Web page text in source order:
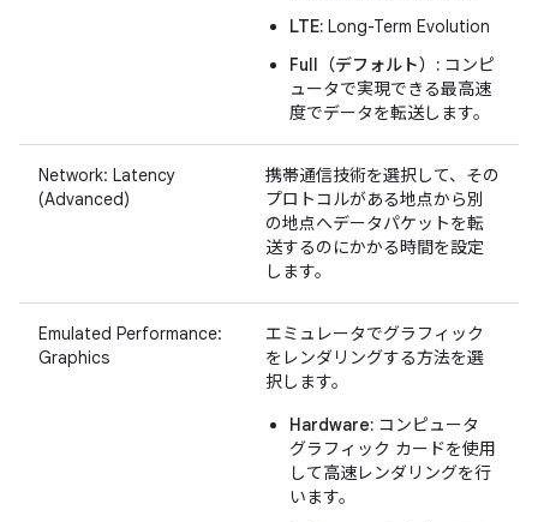
LTE: Long-Term Evolution
Full（デフォルト）: コンピ
ュータで実現できる最高速
度でデータを転送します。
Network: Latency
(Advanced)
携帯通信技術を選択して、その
プロトコルがある地点から別
の地点へデータパケットを転
送するのにかかる時間を設定
します。
Emulated Performance:
Graphics
エミュレータでグラフィック
をレンダリングする方法を選
択します。
Hardware: コンピュータ
グラフィック カードを使用
して高速レンダリングを行
います。